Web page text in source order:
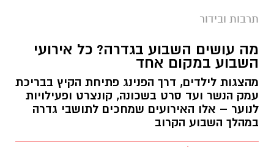
תרבות ובידור
מה עושים השבוע בגדרה? כל אירועי
השבוע במקום אחד
מהצגות לילדים, דרך הפנינג פתיחת הקיץ בבריכת
עמק הנשר ועד סרט בשכונה, קונצרט ופעילויות
לנוער – אלו האירועים שמחכים לתושבי גדרה
במהלך השבוע הקרוב